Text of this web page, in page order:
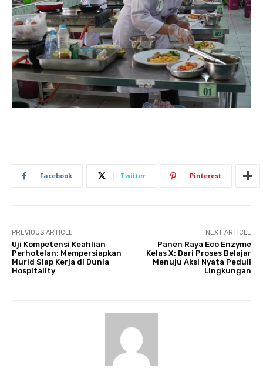
Facebook Twitter Pinterest
PREVIOUS ARTICLE
Uji Kompetensi Keahlian
Perhotelan: Mempersiapkan
Murid Siap Kerja di Dunia
Hospitality
NEXT ARTICLE
Panen Raya Eco Enzyme
Kelas X: Dari Proses Belajar
Menuju Aksi Nyata Peduli
Lingkungan